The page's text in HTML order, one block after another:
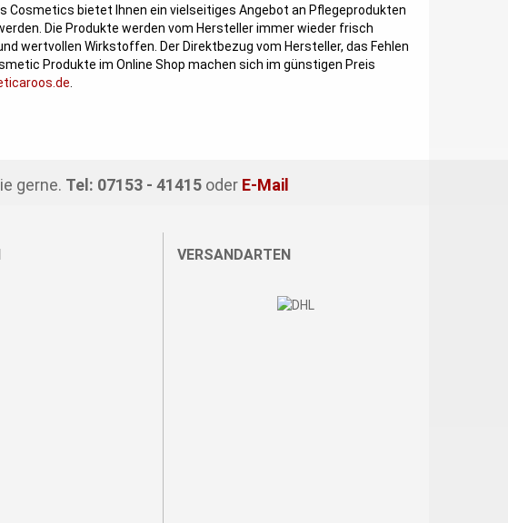
Cosmetics bietet Ihnen ein vielseitiges Angebot an Pflegeprodukten
Die Produkte werden vom Hersteller immer wieder frisch
wertvollen Wirkstoffen. Der Direktbezug vom Hersteller, das Fehlen
Produkte im Online Shop machen sich im günstigen Preis
gerne. Tel: 07153 - 41415 oder E-Mail
VERSANDARTEN